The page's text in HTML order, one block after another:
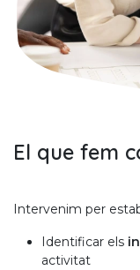
El que fem
Intervenim per
Identificar els
activitat